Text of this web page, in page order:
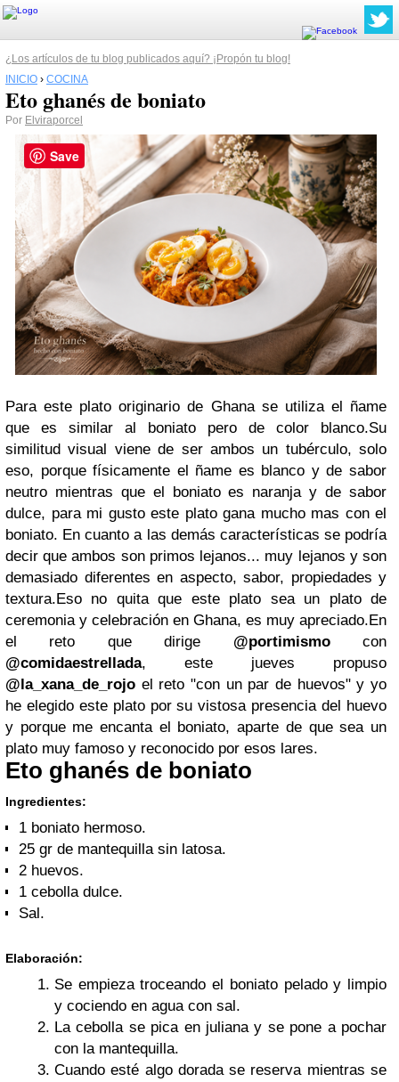
¿Los artículos de tu blog publicados aquí? ¡Propón tu blog!
INICIO › COCINA
Eto ghanés de boniato
Por Elviraporcel
Para este plato originario de Ghana se utiliza el ñame
que es similar al boniato pero de color blanco.Su
similitud visual viene de ser ambos un tubérculo, solo
eso, porque físicamente el ñame es blanco y de sabor
neutro mientras que el boniato es naranja y de sabor
dulce, para mi gusto este plato gana mucho mas con el
boniato. En cuanto a las demás características se podría
decir que ambos son primos lejanos... muy lejanos y son
demasiado diferentes en aspecto, sabor, propiedades y
textura.Eso no quita que este plato sea un plato de
ceremonia y celebración en Ghana, es muy apreciado.En
el reto que dirige @portimismocon
@comidaestrellada, este jueves propuso
@la_xana_de_rojo el reto "con un par de huevos" y yo
he elegido este plato por su vistosa presencia del huevo
y porque me encanta el boniato, aparte de que sea un
plato muy famoso y reconocido por esos lares.
Eto ghanés de boniato
Ingredientes:
1 boniato hermoso.
25 gr de mantequilla sin latosa.
2 huevos.
1 cebolla dulce.
Sal.
Elaboración:
Se empieza troceando el boniato pelado y limpio
y cociendo en agua con sal.
La cebolla se pica en juliana y se pone a pochar
con la mantequilla.
Cuando esté algo dorada se reserva mientras se
Save